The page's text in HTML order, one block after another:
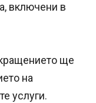
включени в
ще
на
услуги.